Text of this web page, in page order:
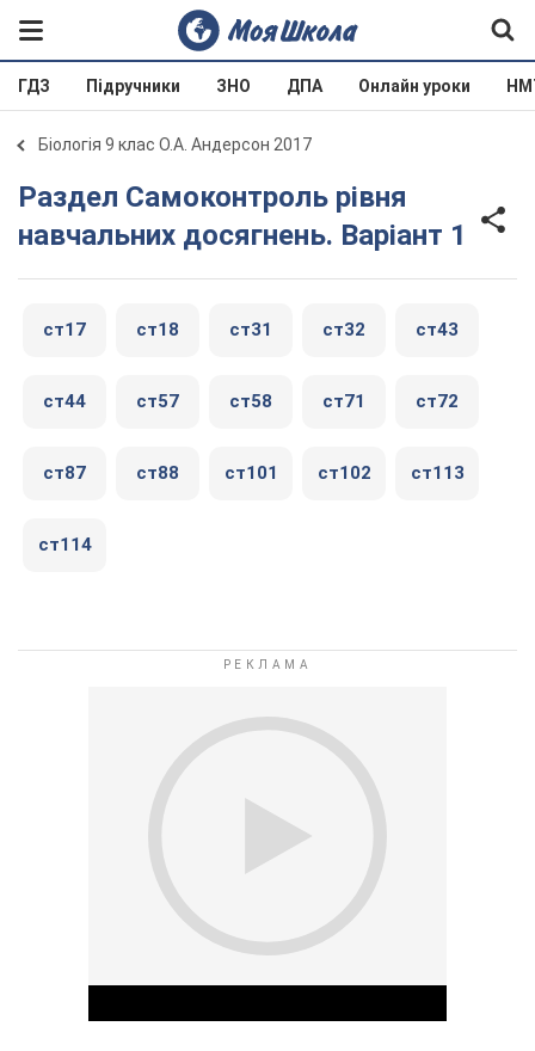
ГДЗ Підручники ЗНО ДПА Онлайн уроки
Біологія 9 клас О.А. Андерсон 2017
Раздел Самоконтроль рівня
навчальних досягнень. Варіант 1
ст17 ст18 ст31 ст32 ст43
ст44 ст57 ст58 ст71 ст72
ст87 ст88 ст101 ст102 ст113
ст114